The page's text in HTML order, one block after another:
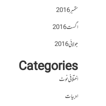
ستمبر 2016
اگست 2016
جولائی 2016
Categories
اختلافی نوٹ
ادبیات